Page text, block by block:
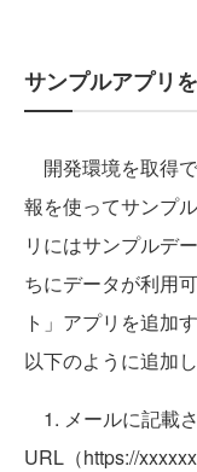
サンプルアプリ
開発環境を取得
報を使ってサンプ
リにはサンプルデ
ちにデータが利用
ト」アプリを追加
以下のように追加し
1. メールに記載
URL（https://